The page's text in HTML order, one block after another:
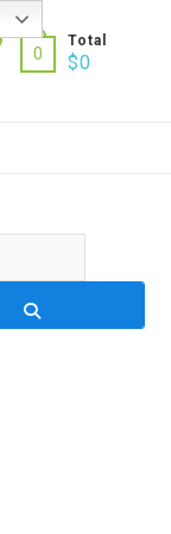
0
Total
$0